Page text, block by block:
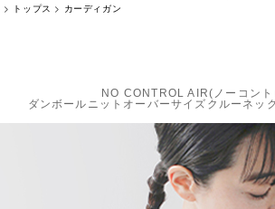
> トップス > カーディガン
NO CONTROL AIR(ノーコン
ダンボールニットオーバーサイズクルーネ